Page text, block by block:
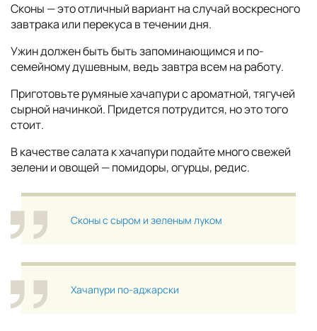
Сконы — это отличный вариант на случай воскресного
завтрака или перекуса в течении дня.
Ужин должен быть быть запоминающимся и по-
семейному душевным, ведь завтра всем на работу.
Приготовьте румяные хачапури с ароматной, тягучей
сырной начинкой. Придется потрудится, но это того
стоит.
В качестве салата к хачапури подайте много свежей
зелени и овощей — помидоры, огурцы, редис.
Сконы с сыром и зеленым луком
Хачапури по-аджарски